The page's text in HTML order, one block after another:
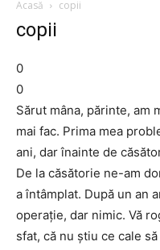
Acasă
copii
copii
0
0
Sărut mâna, părinte, am
mai fac. Prima mea
ani, dar înainte de
De la căsătorie ne-am
a întâmplat. După un an
operaţie, dar nimic. Vă
sfat, că nu ştiu ce cale să